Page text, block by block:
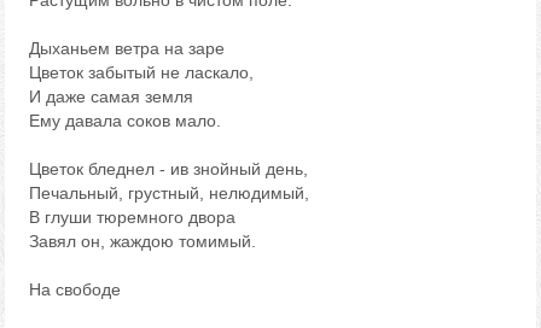
Дыханьем ветра на заре
Цветок забытый не ласкало,
И даже самая земля
Ему давала соков мало.
Цветок бледнел - ив знойный день,
Печальный, грустный, нелюдимый,
В глуши тюремного двора
Завял он, жаждою томимый.
На свободе